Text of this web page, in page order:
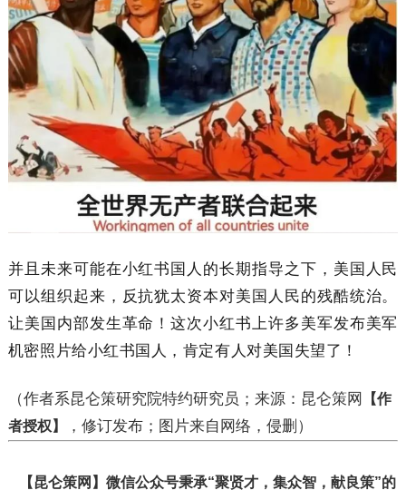
并且未来可能在小红书国人的长期指导之下，美国人民
可以组织起来，反抗犹太资本对美国人民的残酷统治。
让美国内部发生革命！这次小红书上许多美军发布美军
机密照片给小红书国人，肯定有人对美国失望了！
（作者系昆仑策研究院特约研究员；来源：昆仑策网
【作
者授权】
，修订发布；图片来自网络，侵删）
【昆仑策网】微信公众号秉承“聚贤才，集众智，献良策”的